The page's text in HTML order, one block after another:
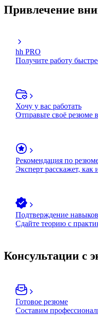
Привлечение
hh PRO
Получите работу
Хочу у вас работать
Отправьте своё
Рекомендация по
Эксперт расскажет, как
Подтверждение навыков
Сдайте теорию с
Консультации с
Готовое резюме
Составим